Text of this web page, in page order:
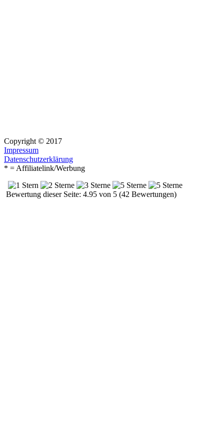
Copyright © 2017
Impressum
Datenschutzerklärung
* = Affiliatelink/Werbung
Bewertung dieser Seite: 4.95 von 5 (42 Bewertungen)